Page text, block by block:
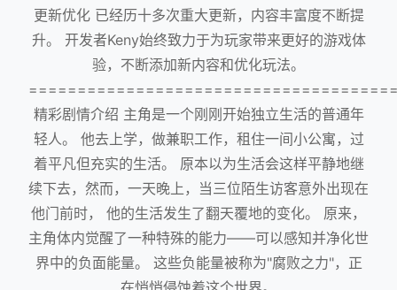
更新优化 已经历十多次重大更新，内容丰富度不断提
升。 开发者Keny始终致力于为玩家带来更好的游戏体
验，不断添加新内容和优化玩法。
精彩剧情介绍 主角是一个刚刚开始独立生活的普通年
轻人。 他去上学，做兼职工作，租住一间小公寓，过
着平凡但充实的生活。 原本以为生活会这样平静地继
续下去，然而，一天晚上，当三位陌生访客意外出现在
他门前时， 他的生活发生了翻天覆地的变化。 原来，
主角体内觉醒了一种特殊的能力——可以感知并净化世
界中的负面能量。 这些负能量被称为"腐败之力"，正